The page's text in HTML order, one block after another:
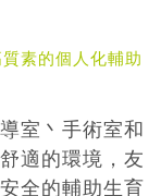
素的個人化輔助
室丶手術室和
適的環境，友
全的輔助生育